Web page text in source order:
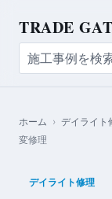
TRADE
ホーム › デイライト
変修理
デイライト修理